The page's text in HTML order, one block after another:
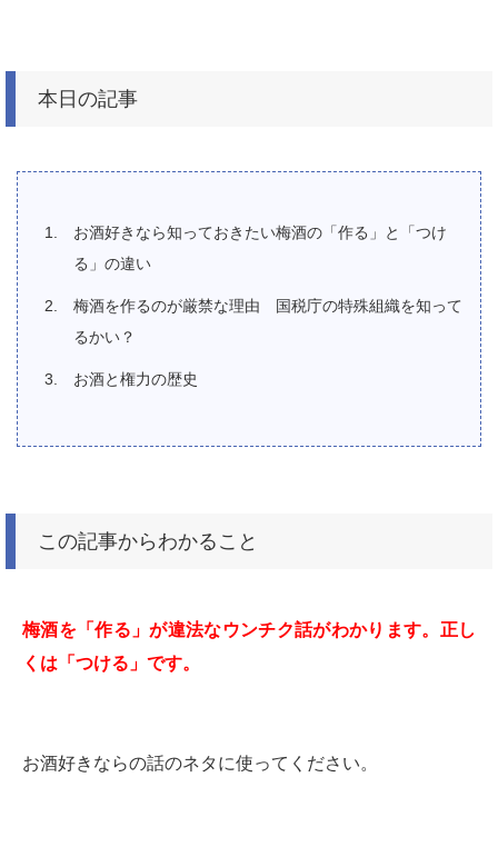
本日の記事
お酒好きなら知っておきたい梅酒の「作る」と「つけ
る」の違い
梅酒を作るのが厳禁な理由 国税庁の特殊組織を知って
るかい？
お酒と権力の歴史
この記事からわかること
梅酒を「作る」が違法なウンチク話がわかります。正し
くは「つける」です。
お酒好きならの話のネタに使ってください。